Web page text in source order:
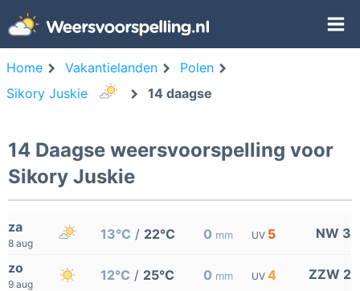
Home Vakantielanden
Polen
Sikory Juskie
14 daagse
14 Daagse weersvoorspelling voor
Sikory Juskie
za
8 aug
13°C / 22°C 0 mm UV 5 NW 3
zo
9 aug
12°C / 25°C 0 mm UV 4 ZZW 2